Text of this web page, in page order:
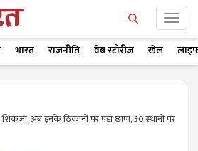
भारत राजनीति वेब स्टोरीज खेल
शिकंजा, अब इनके ठिकानों पर पड़ा छापा, 30 स्थानों पर